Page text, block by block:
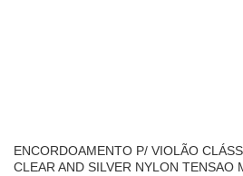
ENCORDOAMENTO P/ VIOLÃO
CLEAR AND SILVER NYLON TENSAO